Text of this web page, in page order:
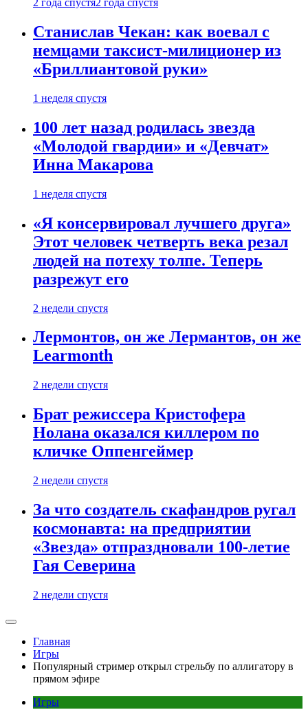
2 года спустя2 года спустя
Станислав Чекан: как воевал с
немцами таксист-милиционер из
«Бриллиантовой руки»
1 неделя спустя
100 лет назад родилась звезда
«Молодой гвардии» и «Девчат»
Инна Макарова
1 неделя спустя
«Я консервировал лучшего друга»
Этот человек четверть века резал
людей на потеху толпе. Теперь
разрежут его
2 недели спустя
Лермонтов, он же Лермантов, он же
Learmonth
2 недели спустя
Брат режиссера Кристофера
Нолана оказался киллером по
кличке Оппенгеймер
2 недели спустя
За что создатель скафандров ругал
космонавта: на предприятии
«Звезда» отпраздновали 100-летие
Гая Северина
2 недели спустя
Главная
Игры
Популярный стример открыл стрельбу по аллигатору в
прямом эфире
Игры